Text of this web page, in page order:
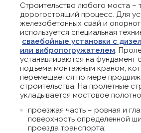
Строительство любого моста –
дорогостоящий процесс. Для
железобетонных свай и
используется специальная
сваебойные установки с
или вибропогружателем.
устанавливаются на фундамент
подъема монтажным краном,
перемещается по мере
строительства. На пролетные
укладывается мостовое
проезжая часть – ровная и
поверхность определенной
проезда транспорта;